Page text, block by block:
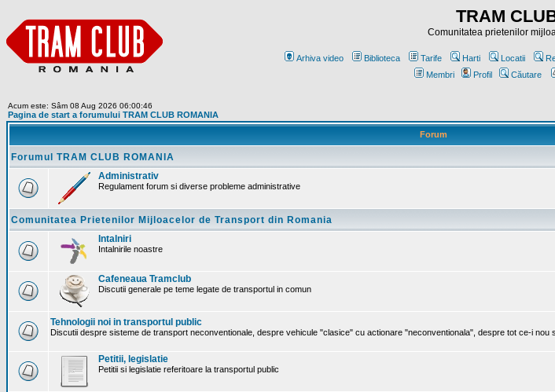
TRAM
Comunitatea prietenilor
Arhiva video Biblioteca Tarife Harti Locatii
Membri
Profil Căutare
Acum este: Sâm 08 Aug 2026 06:00:46
Pagina de start a forumului TRAM CLUB ROMANIA
Forum
Forumul TRAM CLUB ROMANIA
Administrativ
Regulament forum si diverse probleme administrative
Comunitatea Prietenilor Mijloacelor de Transport din Romania
Intalniri
Intalnirile noastre
Cafeneaua Tramclub
Discutii generale pe teme legate de transportul in comun
Tehnologii noi in transportul public
Discutii despre sisteme de transport neconventionale, despre vehicule "clasice" cu actionare "neconventionala", despre tot ce-i nou
Petitii, legislatie
Petitii si legislatie referitoare la transportul public